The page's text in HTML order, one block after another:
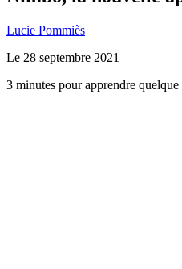
Lucie Pommiès
Le 28 septembre 2021
3 minutes pour apprendre quelque